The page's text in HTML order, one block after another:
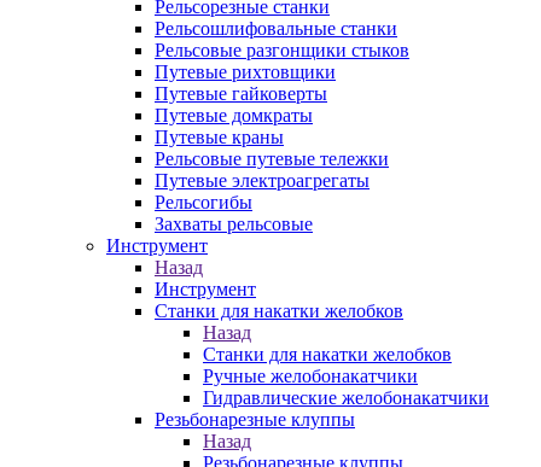
Рельсорезные станки
Рельсошлифовальные станки
Рельсовые разгонщики стыков
Путевые рихтовщики
Путевые гайковерты
Путевые домкраты
Путевые краны
Рельсовые путевые тележки
Путевые электроагрегаты
Рельсогибы
Захваты рельсовые
Инструмент
Назад
Инструмент
Станки для накатки желобков
Назад
Станки для накатки желобков
Ручные желобонакатчики
Гидравлические желобонакатчики
Резьбонарезные клуппы
Назад
Резьбонарезные клуппы